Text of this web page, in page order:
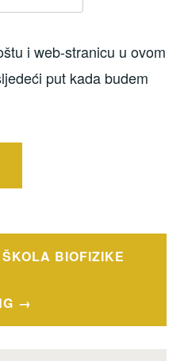
i web-stranicu u ovom
put kada budem
BIOFIZIKE